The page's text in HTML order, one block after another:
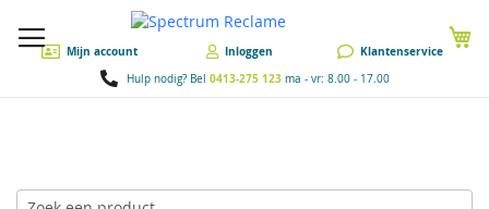
Mijn account Inloggen Klantenservice
Hulp nodig? Bel 0413-275 123ma - vr: 8.00 - 17.00